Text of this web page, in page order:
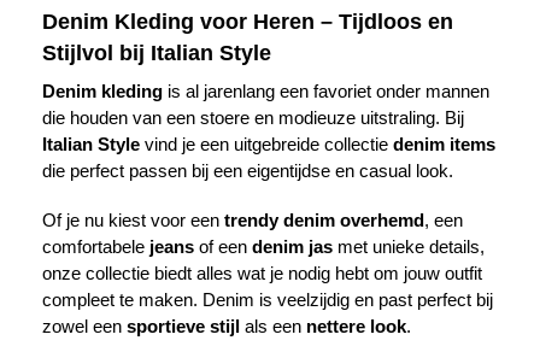
Denim Kleding voor Heren – Tijdloos en
Stijlvol bij Italian Style
Denim kleding is al jarenlang een favoriet onder mannen
die houden van een stoere en modieuze uitstraling. Bij
Italian Style vind je een uitgebreide collectie denim items
die perfect passen bij een eigentijdse en casual look.
Of je nu kiest voor een trendy denim overhemd, een
comfortabele jeans of een denim jas met unieke details,
onze collectie biedt alles wat je nodig hebt om jouw outfit
compleet te maken. Denim is veelzijdig en past perfect bij
zowel een sportieve stijl als een nettere look.